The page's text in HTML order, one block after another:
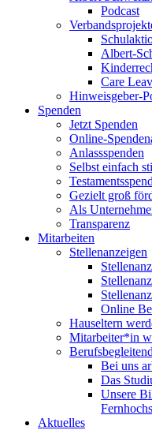
Podcast
Albert-
Care
Hinweisgeber-
Spenden
Jetzt Spenden
Online-
Anlassspenden
Selbst einfach
Gezielt groß
Als
Transparenz
Mitarbeiten
Stellenanzeigen
Online
Hauseltern
Mitarbeiter*in
Bei uns
Das
Unsere
Aktuelles